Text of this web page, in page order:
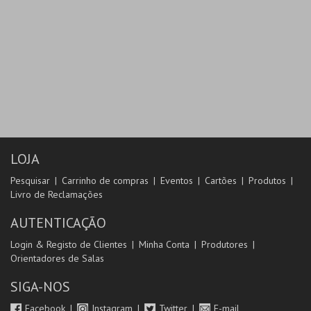
LOJA
Pesquisar Carrinho de compras Eventos Cartões
Produtos
Livro de Reclamações
AUTENTICAÇÃO
Login & Registo de Clientes Minha Conta
Produtores
Orientadores de Salas
SIGA-NOS
Facebook Instagram Twitter E-mail